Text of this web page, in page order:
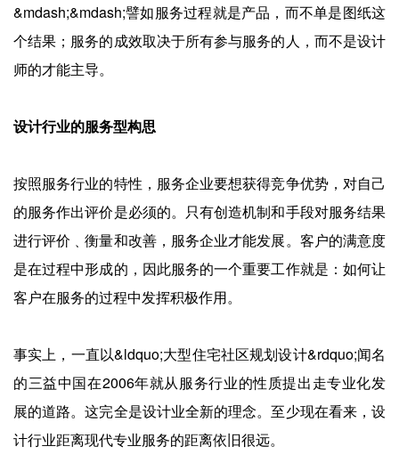
关于投稿
广告投放
联系我们
&mdash;&mdash;譬如服务过程就是产品，而不单是图纸这
个结果；服务的成效取决于所有参与服务的人，而不是设计
师的才能主导。
设计行业的服务型构思
按照服务行业的特性，服务企业要想获得竞争优势，对自己
的服务作出评价是必须的。只有创造机制和手段对服务结果
进行评价﹑衡量和改善，服务企业才能发展。客户的满意度
是在过程中形成的，因此服务的一个重要工作就是：如何让
客户在服务的过程中发挥积极作用。
事实上，一直以&ldquo;大型住宅社区规划设计&rdquo;闻名
的三益中国在2006年就从服务行业的性质提出走专业化发
展的道路。这完全是设计业全新的理念。至少现在看来，设
计行业距离现代专业服务的距离依旧很远。